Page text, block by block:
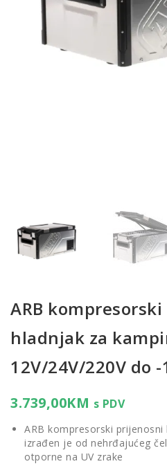
ARB
hladnjak za
12V/24V/220V do -
3.739,00KM s PDV
ARB kompresorski
izrađen je od nehrđajućeg
otporne na UV zrake